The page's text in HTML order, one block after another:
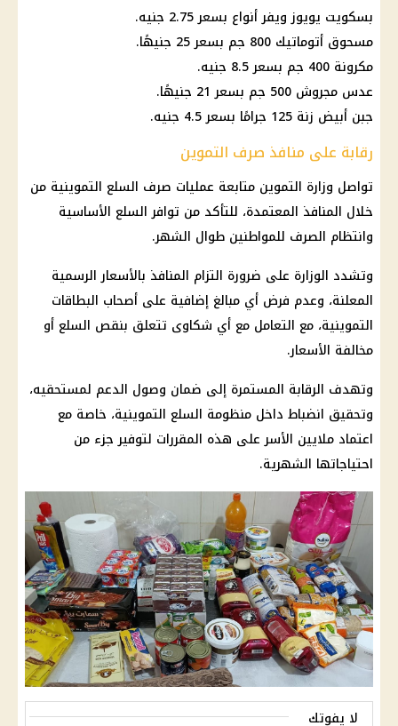
بسكويت يويوز ويفر أنواع بسعر 2.75 جنيه.
مسحوق أتوماتيك 800 جم بسعر 25 جنيهًا.
مكرونة 400 جم بسعر 8.5 جنيه.
عدس مجروش 500 جم بسعر 21 جنيهًا.
جبن أبيض زنة 125 جرامًا بسعر 4.5 جنيه.
رقابة على منافذ صرف التموين
تواصل وزارة التموين متابعة عمليات صرف السلع التموينية من
خلال المنافذ المعتمدة، للتأكد من توافر السلع الأساسية
وانتظام الصرف للمواطنين طوال الشهر.
وتشدد الوزارة على ضرورة التزام المنافذ بالأسعار الرسمية
المعلنة، وعدم فرض أي مبالغ إضافية على أصحاب البطاقات
التموينية، مع التعامل مع أي شكاوى تتعلق بنقص السلع أو
مخالفة الأسعار.
وتهدف الرقابة المستمرة إلى ضمان وصول الدعم لمستحقيه،
وتحقيق انضباط داخل منظومة السلع التموينية، خاصة مع
اعتماد ملايين الأسر على هذه المقررات لتوفير جزء من
احتياجاتها الشهرية.
لا يفوتك